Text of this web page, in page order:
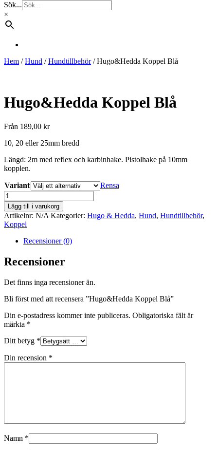
Sök...
×
Hem /Hund /Hundtillbehör/ Hugo&Hedda Koppel Blå
Hugo&Hedda Koppel Blå
Från 189,00 kr
10, 20 eller 25mm bredd
Längd: 2m med reflex och karbinhake. Pistolhake på 10mm
kopplen.
Variant
Rensa
Hugo&Hedda
Koppel
Blå
mängd
Lägg till i varukorg
Artikelnr: N/A Kategorier: Hugo & Hedda, Hund, Hundtillbehör,
Koppel
Recensioner (0)
Recensioner
Det finns inga recensioner än.
Bli först med att recensera ”Hugo&Hedda Koppel Blå”
Din e-postadress kommer inte publiceras. Obligatoriska fält är
märkta *
Ditt betyg *
Din recension *
Namn *